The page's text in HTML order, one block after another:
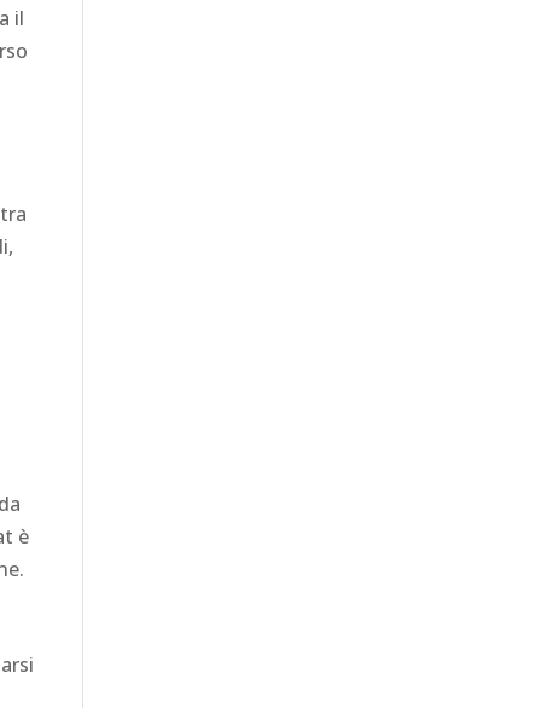
il
è